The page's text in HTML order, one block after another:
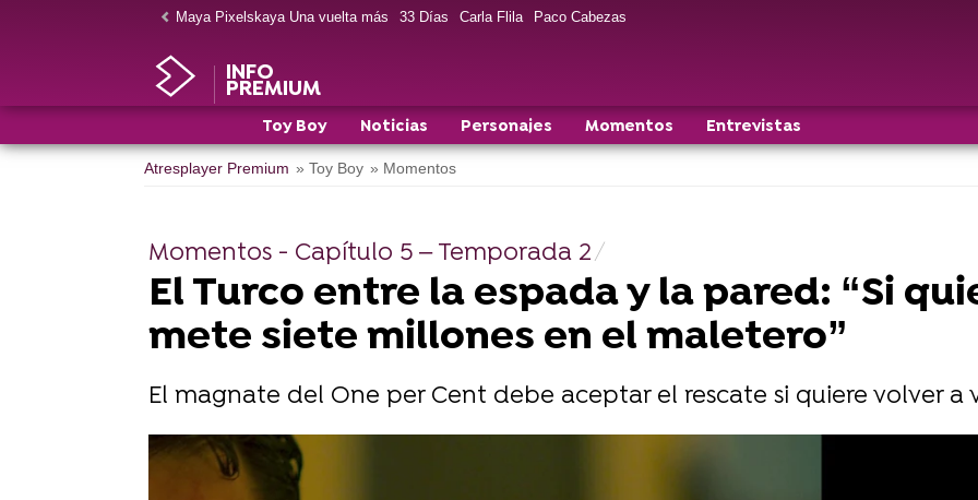
Maya Pixelskaya Una vuelta más 33 Días Carla Flila Paco Cabezas
INFO
PREMIUM
Toy Boy Noticias Personajes Momentos Entrevistas
Atresplayer Premium » Toy Boy » Momentos
Momentos - Capítulo 5 – Temporada 2
El Turco entre la espada y la pared: “Si
mete siete millones en el maletero”
El magnate del One per Cent debe aceptar el rescate si quiere volver a